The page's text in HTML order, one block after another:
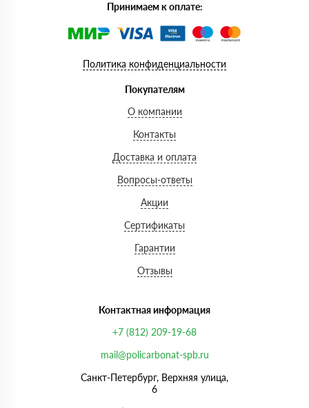
Принимаем к оплате:
Политика конфиденциальности
Покупателям
О компании
Контакты
Доставка и оплата
Вопросы-ответы
Акции
Сертификаты
Гарантии
Отзывы
Контактная информация
+7 (812) 209-19-68
mail@policarbonat-spb.ru
Санкт-Петербург, Верхняя улица,
6